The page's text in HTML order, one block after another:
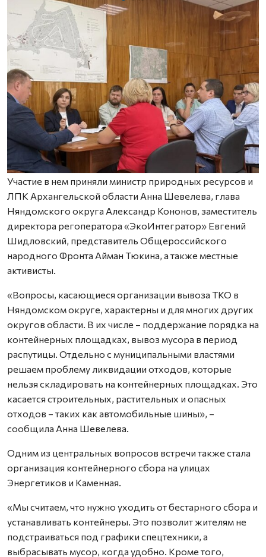
Участие в нем приняли министр природных ресурсов и
ЛПК Архангельской области Анна Шевелева, глава
Няндомского округа Александр Кононов, заместитель
директора регоператора «ЭкоИнтегратор» Евгений
Шидловский, представитель Общероссийского
народного Фронта Айман Тюкина, а также местные
активисты.
«Вопросы, касающиеся организации вывоза ТКО в
Няндомском округе, характерны и для многих других
округов области. В их числе – поддержание порядка на
контейнерных площадках, вывоз мусора в период
распутицы. Отдельно с муниципальными властями
решаем проблему ликвидации отходов, которые
нельзя складировать на контейнерных площадках. Это
касается строительных, растительных и опасных
отходов – таких как автомобильные шины», –
сообщила Анна Шевелева.
Одним из центральных вопросов встречи также стала
организация контейнерного сбора на улицах
Энергетиков и Каменная.
«Мы считаем, что нужно уходить от бестарного сбора и
устанавливать контейнеры. Это позволит жителям не
подстраиваться под графики спецтехники, а
выбрасывать мусор, когда удобно. Кроме того,